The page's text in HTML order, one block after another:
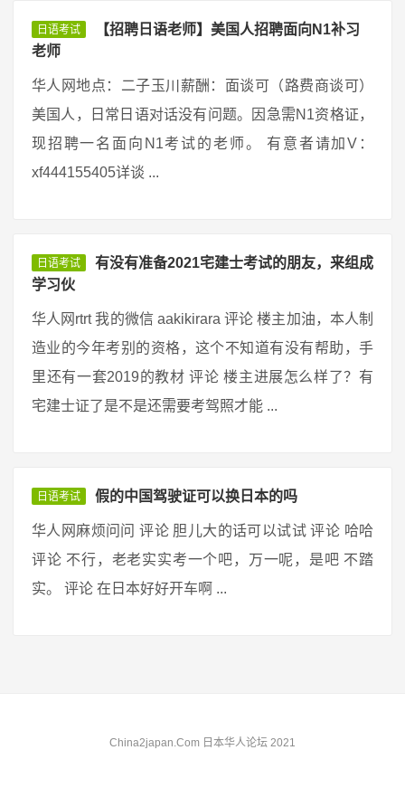
日语考试
【招聘日语老师】美国人招聘面向N1补习
老师
华人网地点：二子玉川薪酬：面谈可（路费商谈可）
美国人，日常日语对话没有问题。因急需N1资格证，
现招聘一名面向N1考试的老师。 有意者请加V：
xf444155405详谈 ...
日语考试
有没有准备2021宅建士考试的朋友，来组成
学习伙
华人网rtrt 我的微信 aakikirara 评论 楼主加油，本人制
造业的今年考别的资格，这个不知道有没有帮助，手
里还有一套2019的教材 评论 楼主进展怎么样了？有
宅建士证了是不是还需要考驾照才能 ...
日语考试 假的中国驾驶证可以换日本的吗
华人网麻烦问问 评论 胆儿大的话可以试试 评论 哈哈
评论 不行，老老实实考一个吧，万一呢，是吧 不踏
实。 评论 在日本好好开车啊 ...
China2japan.Com 日本华人论坛 2021